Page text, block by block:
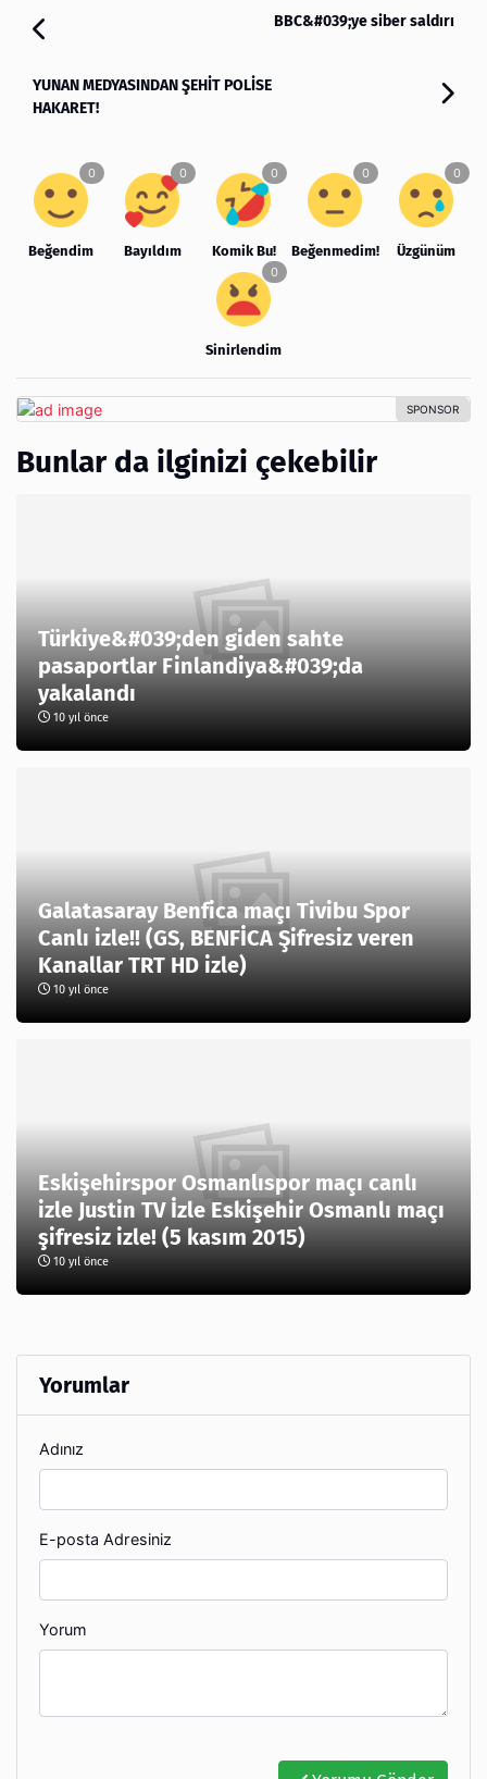
BBC&#039;ye siber saldırı
YUNAN MEDYASINDAN ŞEHİT POLİSE
HAKARET!
Beğendim Bayıldım Komik Bu! Beğenmedim! Üzgünüm
Sinirlendim
Bunlar da ilginizi çekebilir
Türkiye&#039;den giden sahte
pasaportlar Finlandiya&#039;da
yakalandı
10 yıl önce
Galatasaray Benfica maçı Tivibu Spor
Canlı izle!! (GS, BENFİCA Şifresiz veren
Kanallar TRT HD izle)
10 yıl önce
Eskişehirspor Osmanlıspor maçı canlı
izle Justin TV İzle Eskişehir Osmanlı maçı
şifresiz izle! (5 kasım 2015)
10 yıl önce
Yorumlar
Adınız
E-posta Adresiniz
Yorum